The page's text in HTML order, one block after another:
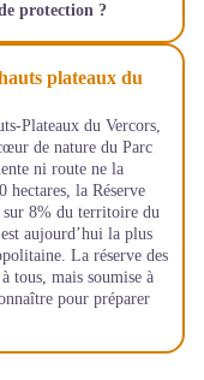
protection ?
plateaux du
Plateaux du Vercors,
de nature du Parc
ni route ne la
hectares, la Réserve
sur 8% du territoire du
aujourd’hui la plus
La réserve des
tous, mais soumise à
pour préparer